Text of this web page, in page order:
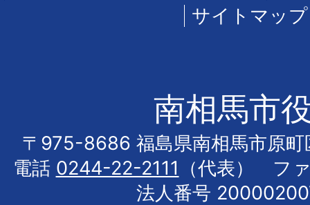
サイトマップ
南相馬市
〒975-8686 福島県南相馬市原町
電話 0244-22-2111
（代表） フ
法人番号